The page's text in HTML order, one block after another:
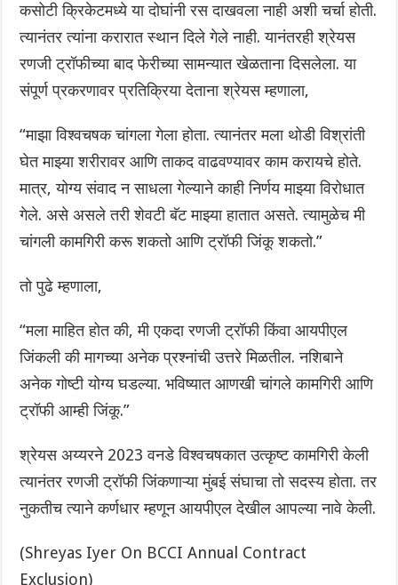
कसोटी क्रिकेटमध्ये या दोघांनी रस दाखवला नाही अशी चर्चा होती.
त्यानंतर त्यांना करारात स्थान दिले गेले नाही. यानंतरही श्रेयस
रणजी ट्रॉफीच्या बाद फेरीच्या सामन्यात खेळताना दिसलेला. या
संपूर्ण प्रकरणावर प्रतिक्रिया देताना श्रेयस म्हणाला,
“माझा विश्वचषक चांगला गेला होता. त्यानंतर मला थोडी विश्रांती
घेत माझ्या शरीरावर आणि ताकद वाढवण्यावर काम करायचे होते.
मात्र, योग्य संवाद न साधला गेल्याने काही निर्णय माझ्या विरोधात
गेले. असे असले तरी शेवटी बॅट माझ्या हातात असते. त्यामुळेच मी
चांगली कामगिरी करू शकतो आणि ट्रॉफी जिंकू शकतो.”
तो पुढे म्हणाला,
“मला माहित होत की, मी एकदा रणजी ट्रॉफी किंवा आयपीएल
जिंकली की मागच्या अनेक प्रश्नांची उत्तरे मिळतील. नशिबाने
अनेक गोष्टी योग्य घडल्या. भविष्यात आणखी चांगले कामगिरी आणि
ट्रॉफी आम्ही जिंकू.”
श्रेयस अय्यरने 2023 वनडे विश्वचषकात उत्कृष्ट कामगिरी केली
त्यानंतर रणजी ट्रॉफी जिंकणाऱ्या मुंबई संघाचा तो सदस्य होता. तर
नुकतीच त्याने कर्णधार म्हणून आयपीएल देखील आपल्या नावे केली.
(Shreyas Iyer On BCCI Annual Contract
Exclusion)